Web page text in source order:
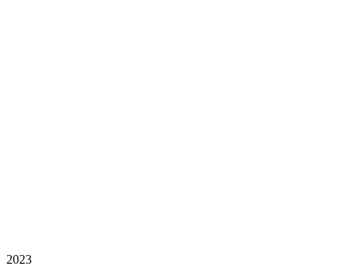
2023